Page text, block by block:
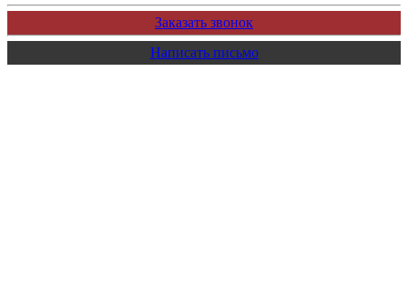
Заказать звонок
Написать письмо